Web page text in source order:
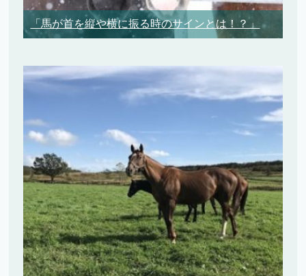
「馬が首を縦や横に振る時のサインとは！？」